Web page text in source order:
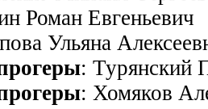
Роман Евгеньевич
Ульяна
: Турянский
: Хомяков